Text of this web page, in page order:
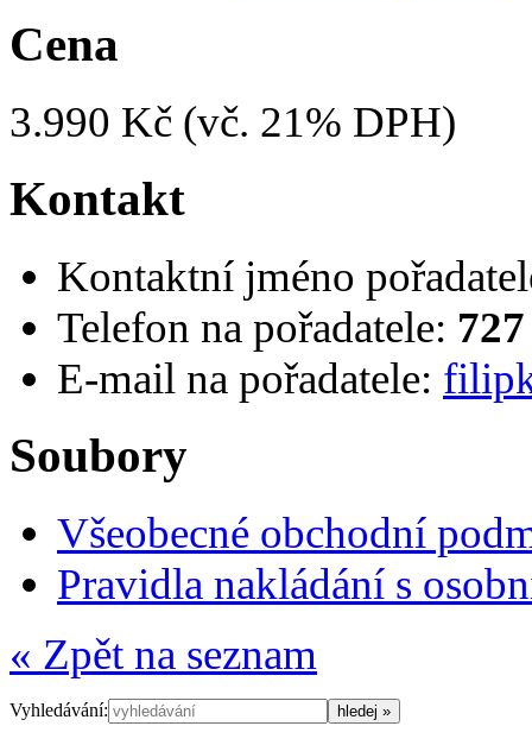
Cena
3.990 Kč (vč. 21% DPH)
Kontakt
Kontaktní jméno
Telefon na pořadatele:
E-mail na pořadatele:
Soubory
Všeobecné obchodní
Pravidla nakládání s
« Zpět na seznam
Vyhledávání: